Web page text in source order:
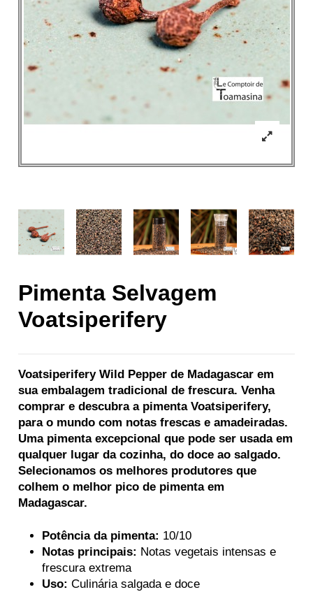
Pimenta Selvagem
Voatsiperifery
Voatsiperifery Wild Pepper de Madagascar em
sua embalagem tradicional de frescura. Venha
comprar e descubra a pimenta Voatsiperifery,
para o mundo com notas frescas e amadeiradas.
Uma pimenta excepcional que pode ser usada em
qualquer lugar da cozinha, do doce ao salgado.
Selecionamos os melhores produtores que
colhem o melhor pico de pimenta em
Madagascar.
Potência da pimenta: 10/10
Notas principais: Notas vegetais intensas e
frescura extrema
Uso: Culinária salgada e doce